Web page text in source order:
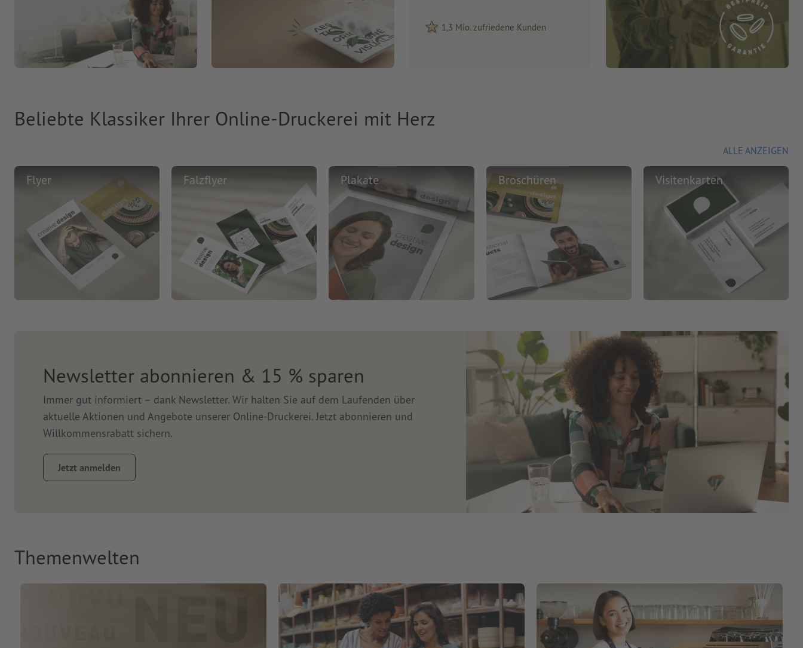
1,3 Mio. zufriedene Kunden
Beliebte Klassiker Ihrer Online-Druckerei mit Herz
ALLE ANZEIGEN
Flyer Falzflyer Plakate Broschüren Visitenkarten
Newsletter abonnieren & 15 % sparen
Immer gut informiert – dank Newsletter. Wir halten Sie auf dem Laufenden über
aktuelle Aktionen und Angebote unserer Online-Druckerei. Jetzt abonnieren und
Willkommensrabatt sichern.
Jetzt anmelden
Themenwelten